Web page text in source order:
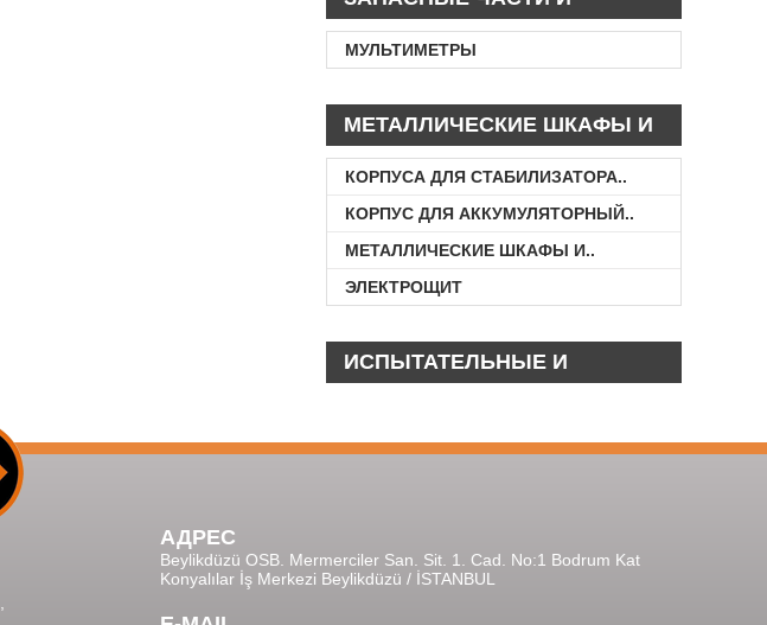
АКСЕССУАРЫ
МУЛЬТИМЕТРЫ
МЕТАЛЛИЧЕСКИЕ ШКАФЫ И
КОРПУСА
КОРПУСА ДЛЯ СТАБИЛИЗАТОРА..
КОРПУС ДЛЯ АККУМУЛЯТОРНЫЙ..
МЕТАЛЛИЧЕСКИЕ ШКАФЫ И..
ЭЛЕКТРОЩИТ
ИСПЫТАТЕЛЬНЫЕ И
АДРЕС
Beylikdüzü OSB. Mermerciler San. Sit. 1. Cad. No:1 Bodrum Kat
Konyalılar İş Merkezi Beylikdüzü / İSTANBUL